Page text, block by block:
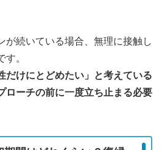
が続いている場合、無理に接触し
。
だけにとどめたい」と考えている
ローチの前に一度立ち止まる必要